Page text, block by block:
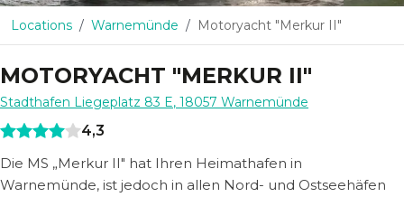
Locations Warnemünde Motoryacht "Merkur II"
MOTORYACHT "MERKUR II"
Stadthafen Liegeplatz 83 E, 18057 Warnemünde
4,3
Die MS „Merkur II" hat Ihren Heimathafen in
Warnemünde, ist jedoch in allen Nord- und Ostseehäfen